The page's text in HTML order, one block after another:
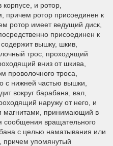
и ротор,
причем ротор присоединен к
ротор имеет ведущий диск,
присоединен к
вышку, шкив,
трос, проходящий
вниз от шкива,
проволочного троса,
с нижней частью вышки,
вокруг барабана, вал,
наружу от него, и
магнитами, принимающий в
сообщения вращательного
с целью наматывания или
причем упомянутый